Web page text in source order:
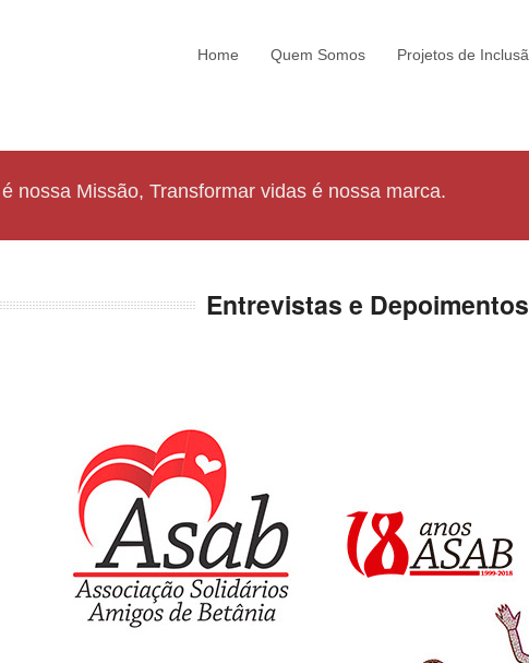
Home Quem Somos Projetos de
nossa Missão, Transformar vidas é nossa marca.
Entrevistas e